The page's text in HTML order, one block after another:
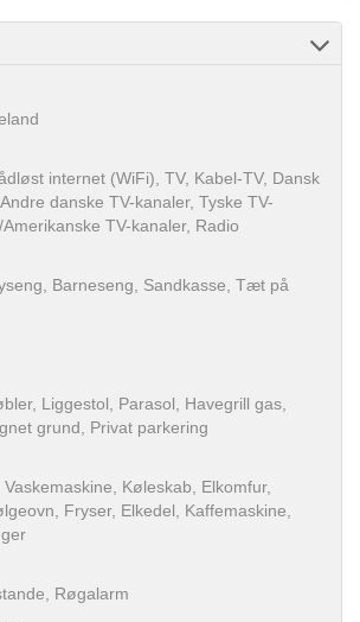
internet (WiFi), TV, Kabel-TV, Dansk
danske TV-kanaler, Tyske TV-
TV-kanaler, Radio
Barneseng, Sandkasse, Tæt på
Liggestol, Parasol, Havegrill gas,
grund, Privat parkering
Køleskab, Elkomfur,
Fryser, Elkedel, Kaffemaskine,
Røgalarm